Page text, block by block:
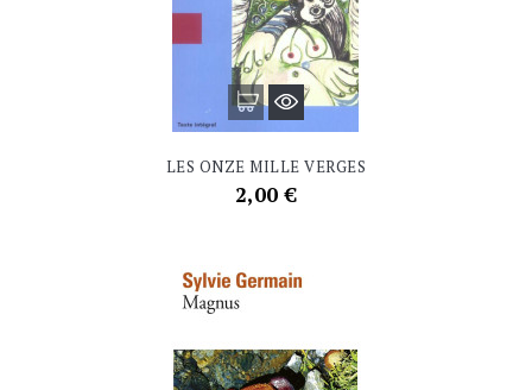
LES ONZE MILLE VERGES
Prix
2,00 €